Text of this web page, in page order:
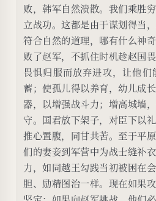
败，韩军自然溃散。我们乘胜
立战功。这都是由于谋划得当
符合自然的道理，哪有什么神
败了赵军，不抓住时机趁赵国
畏惧归服而放弃进攻，让他
蓄；使孤儿得以养育，幼儿成
器，以增强战斗力；增高城墙
守。国君放下架子，对臣下以
推心置腹，同甘共苦。至于平
们的妻妾到军营中为战士缝补
力，如同越王勾践当初被困在
胆、励精图治一样。现在如果